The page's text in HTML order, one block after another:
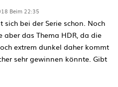
Beim 22:35
sich bei der Serie schon. Noch
aber das Thema HDR, da die
extrem dunkel daher kommt
sehr gewinnen könnte. Gibt